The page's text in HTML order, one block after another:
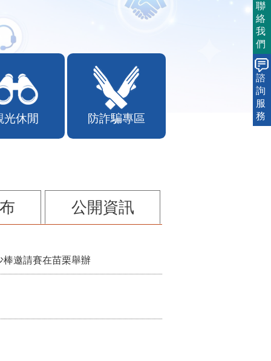
光休閒 防詐騙專區
公開資訊
邀請賽在苗栗舉辦
聯
絡
我
們
諮
詢
服
務